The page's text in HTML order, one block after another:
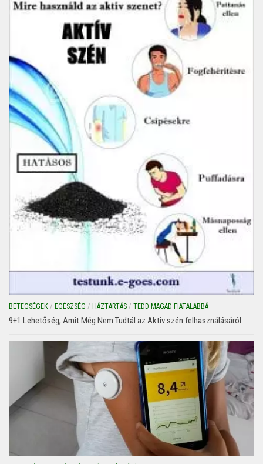
BETEGSÉGEK / EGÉSZSÉG / HÁZTARTÁS / TEDD MAGAD FIATALABBÁ
9+1 Lehetőség, Amit Még Nem Tudtál az Aktiv szén felhasználásáról